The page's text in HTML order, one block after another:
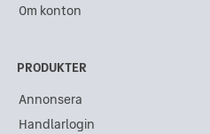
Om konton
PRODUKTER
Annonsera
Handlarlogin